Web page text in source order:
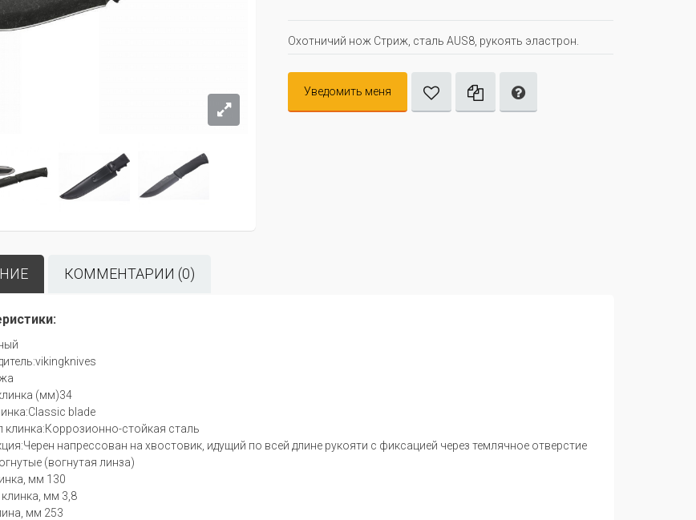
Охотничий нож Стриж, сталь AUS8, рукоять эластрон.
Уведомить меня
КОММЕНТАРИИ (0)
(мм)34
blade
клинка:Коррозионно-стойкая сталь
напрессован на хвостовик, идущий по всей длине рукояти с фиксацией через темлячное отверстие
(вогнутая линза)
мм 130
мм 3,8
мм 253